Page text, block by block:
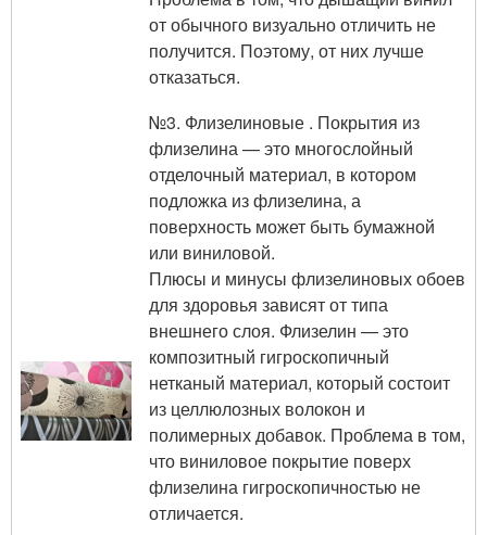
от обычного визуально отличить не
получится. Поэтому, от них лучше
отказаться.
№3. Флизелиновые . Покрытия из
флизелина — это многослойный
отделочный материал, в котором
подложка из флизелина, а
поверхность может быть бумажной
или виниловой.
Плюсы и минусы флизелиновых обоев
для здоровья зависят от типа
внешнего слоя. Флизелин — это
композитный гигроскопичный
нетканый материал, который состоит
из целлюлозных волокон и
полимерных добавок. Проблема в том,
что виниловое покрытие поверх
флизелина гигроскопичностью не
отличается.